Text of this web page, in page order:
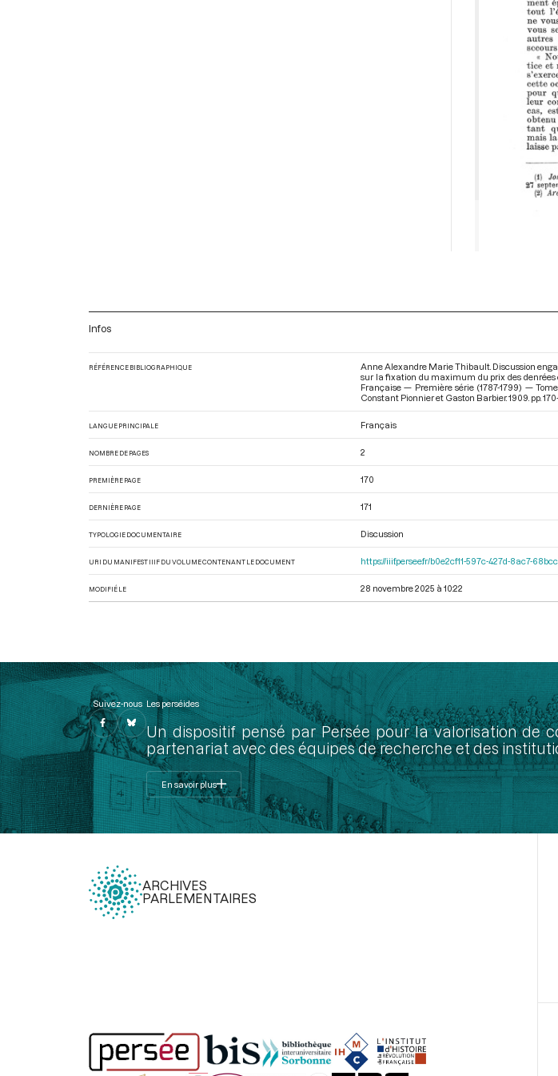
Infos
RÉFÉRENCE BIBLIOGRAPHIQUE
Anne Alexandre Marie Thibault. Discussion
sur la fixation du maximum du prix des denrées
Française — Première série (1787-1799) —
Constant Pionnier et Gaston Barbier. 1909. pp. 170-
LANGUE PRINCIPALE Français
NOMBRE DE PAGES 2
PREMIÈRE PAGE 170
DERNIÈRE PAGE 171
TYPOLOGIE DOCUMENTAIRE Discussion
URI DU MANIFEST IIIF DU VOLUME CONTENANT LE DOCUMENT https://iiif.persee.fr/b0e2cf11-597c-427d-8ac7-
MODIFIÉ LE 28 novembre 2025 à 10:22
Suivez-nous Les perséides
Un dispositif pensé par Persée pour la valorisation de
partenariat avec des équipes de recherche et des
En savoir plus
ARCHIVES
PARLEMENTAIRES